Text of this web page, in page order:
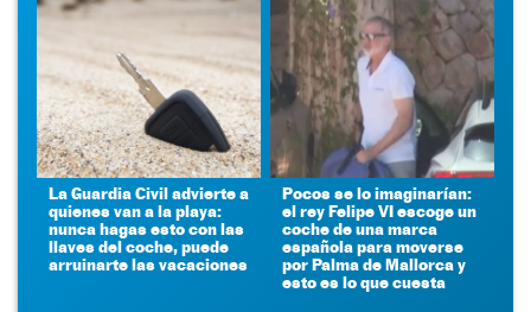
La Guardia Civil advierte a
quienes van a la playa:
nunca hagas esto con las
llaves del coche, puede
arruinarte las vacaciones
Pocos se lo imaginarían:
el rey Felipe VI escoge un
coche de una marca
española para moverse
por Palma de Mallorca y
esto es lo que cuesta